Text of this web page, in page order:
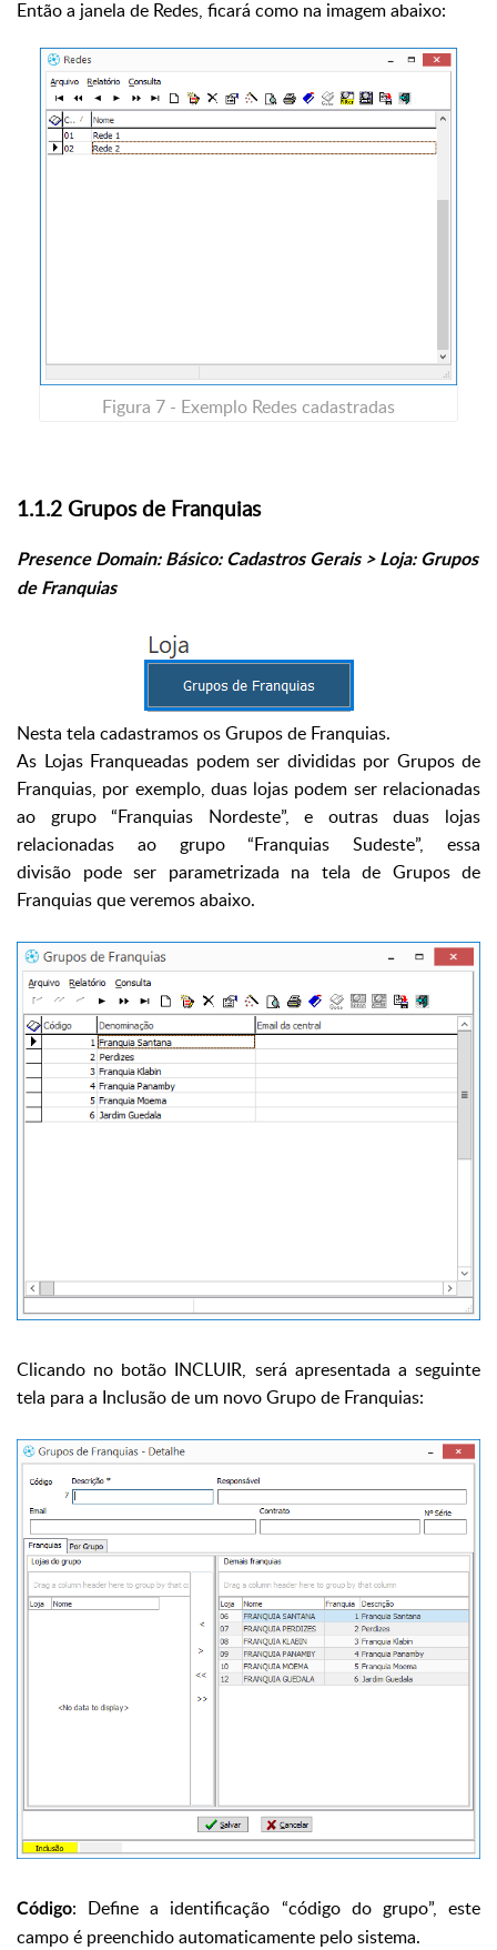
Então a janela de Redes, ficará como na imagem abaixo:
Figura 7 - Exemplo Redes cadastradas
1.1.2 Grupos de Franquias
Presence Domain: Básico: Cadastros Gerais > Loja: Grupos
de Franquias
Nesta tela cadastramos os Grupos de Franquias.
As Lojas Franqueadas podem ser divididas por Grupos de
Franquias, por exemplo, duas lojas podem ser relacionadas
ao grupo “Franquias Nordeste”, e outras duas lojas
relacionadas ao grupo “Franquias Sudeste”, essa
divisão pode ser parametrizada na tela de Grupos de
Franquias que veremos abaixo.
Clicando no botão INCLUIR, será apresentada a seguinte
tela para a Inclusão de um novo Grupo de Franquias:
Código: Define a identificação “código do grupo”, este
campo é preenchido automaticamente pelo sistema.